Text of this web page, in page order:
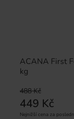
ACANA First
kg
488 Kč
449 Kč
Nejnižší cena za